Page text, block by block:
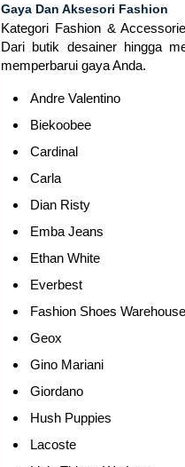
Gaya Dan Aksesori Fashion
Kategori Fashion &
Dari butik desainer hingga
memperbarui gaya Anda.
Andre Valentino
Biekoobee
Cardinal
Carla
Dian Risty
Emba Jeans
Ethan White
Everbest
Fashion Shoes Warehouse
Geox
Gino Mariani
Giordano
Hush Puppies
Lacoste